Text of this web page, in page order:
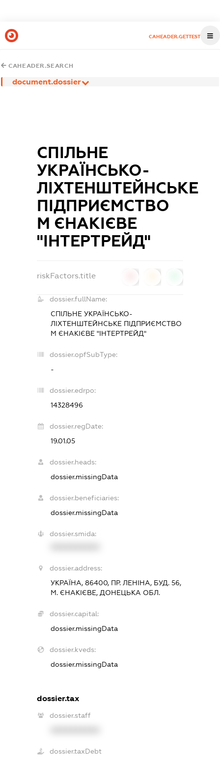
CAHEADER.GETTEST
CAHEADER.SEARCH
document.dossier
СПІЛЬНЕ
УКРАЇНСЬКО-
ЛІХТЕНШТЕЙНСЬКЕ
ПІДПРИЄМСТВО
М ЄНАКІЄВЕ
"ІНТЕРТРЕЙД"
riskFactors.title
dossier.fullName:
СПІЛЬНЕ УКРАЇНСЬКО-
ЛІХТЕНШТЕЙНСЬКЕ ПІДПРИЄМСТВО
М ЄНАКІЄВЕ "ІНТЕРТРЕЙД"
dossier.opfSubType:
-
dossier.edrpo:
14328496
dossier.regDate:
19.01.05
dossier.heads:
dossier.missingData
dossier.beneficiaries:
dossier.missingData
dossier.smida:
dossier.address:
УКРАЇНА, 86400, ПР. ЛЕНІНА, БУД. 56,
М. ЄНАКІЄВЕ, ДОНЕЦЬКА ОБЛ.
dossier.capital:
dossier.missingData
dossier.kveds:
dossier.missingData
dossier.tax
dossier.staff
dossier.taxDebt